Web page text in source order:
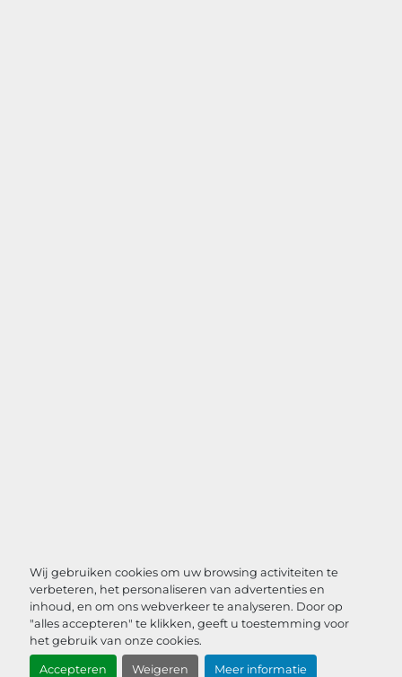
Wij gebruiken cookies om uw browsing activiteiten te
verbeteren, het personaliseren van advertenties en
inhoud, en om ons webverkeer te analyseren. Door op
"alles accepteren" te klikken, geeft u toestemming voor
het gebruik van onze cookies.
Accepteren Weigeren Meer informatie